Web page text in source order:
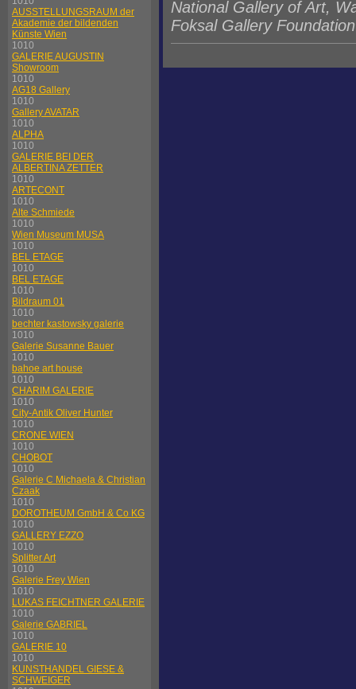
AUSSTELLUNGSRAUM der
Akademie der bildenden
Künste Wien
1010
GALERIE AUGUSTIN
Showroom
1010
AG18 Gallery
1010
Gallery AVATAR
1010
ALPHA
1010
GALERIE BEI DER
ALBERTINA ZETTER
1010
ARTECONT
1010
Alte Schmiede
1010
Wien Museum MUSA
1010
BEL ETAGE
1010
BEL ETAGE
1010
Bildraum 01
1010
bechter kastowsky galerie
1010
Galerie Susanne Bauer
1010
bahoe art house
1010
CHARIM GALERIE
1010
City-Antik Oliver Hunter
1010
CRONE WIEN
1010
CHOBOT
1010
Galerie C Michaela & Christian
Czaak
1010
DOROTHEUM GmbH & Co KG
1010
GALLERY EZZO
1010
Splitter Art
1010
Galerie Frey Wien
1010
LUKAS FEICHTNER GALERIE
1010
Galerie GABRIEL
1010
GALERIE 10
1010
KUNSTHANDEL GIESE &
SCHWEIGER
National Gallery of Art,
Foksal Gallery